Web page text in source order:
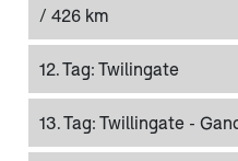
/ 426 km
12. Tag: Twilingate
13. Tag: Twillingate -